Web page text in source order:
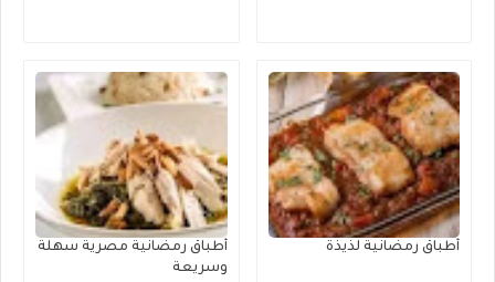
أطباق رمضانية لذيذة
أطباق رمضانية مصرية سهلة
وسريعة